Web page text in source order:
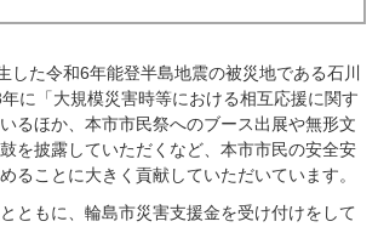
した令和6年能登半島地震の被災地である石川
に「大規模災害時等における相互応援に関す
るほか、本市市民祭へのブース出展や無形文
を披露していただくなど、本市市民の安全安
ることに大きく貢献していただいています。
ともに、輪島市災害支援金を受け付けをして